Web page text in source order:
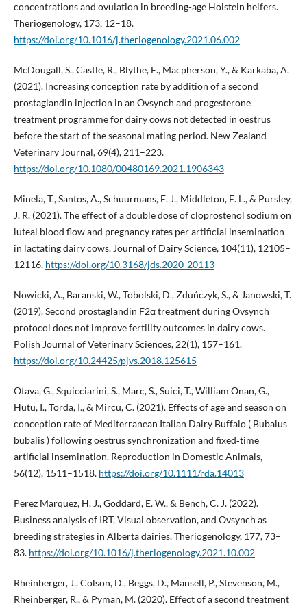
concentrations and ovulation in breeding-age Holstein heifers.
Theriogenology, 173, 12–18.
https://doi.org/10.1016/j.theriogenology.2021.06.002
McDougall, S., Castle, R., Blythe, E., Macpherson, Y., & Karkaba, A.
(2021). Increasing conception rate by addition of a second
prostaglandin injection in an Ovsynch and progesterone
treatment programme for dairy cows not detected in oestrus
before the start of the seasonal mating period. New Zealand
Veterinary Journal, 69(4), 211–223.
https://doi.org/10.1080/00480169.2021.1906343
Minela, T., Santos, A., Schuurmans, E. J., Middleton, E. L., & Pursley,
J. R. (2021). The effect of a double dose of cloprostenol sodium on
luteal blood flow and pregnancy rates per artificial insemination
in lactating dairy cows. Journal of Dairy Science, 104(11), 12105–
12116. https://doi.org/10.3168/jds.2020-20113
Nowicki, A., Baranski, W., Tobolski, D., Zduńczyk, S., & Janowski, T.
(2019). Second prostaglandin F2α treatment during Ovsynch
protocol does not improve fertility outcomes in dairy cows.
Polish Journal of Veterinary Sciences, 22(1), 157–161.
https://doi.org/10.24425/pjvs.2018.125615
Otava, G., Squicciarini, S., Marc, S., Suici, T., William Onan, G.,
Hutu, I., Torda, I., & Mircu, C. (2021). Effects of age and season on
conception rate of Mediterranean Italian Dairy Buffalo ( Bubalus
bubalis ) following oestrus synchronization and fixed‐time
artificial insemination. Reproduction in Domestic Animals,
56(12), 1511–1518. https://doi.org/10.1111/rda.14013
Perez Marquez, H. J., Goddard, E. W., & Bench, C. J. (2022).
Business analysis of IRT, Visual observation, and Ovsynch as
breeding strategies in Alberta dairies. Theriogenology, 177, 73–
83. https://doi.org/10.1016/j.theriogenology.2021.10.002
Rheinberger, J., Colson, D., Beggs, D., Mansell, P., Stevenson, M.,
Rheinberger, R., & Pyman, M. (2020). Effect of a second treatment